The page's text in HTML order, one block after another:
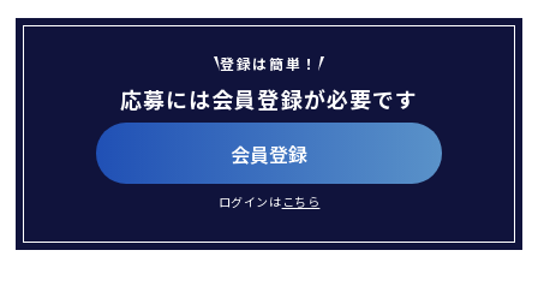
登録は簡単！
応募には会員登録が必要です
会員登録
ログインは こちら